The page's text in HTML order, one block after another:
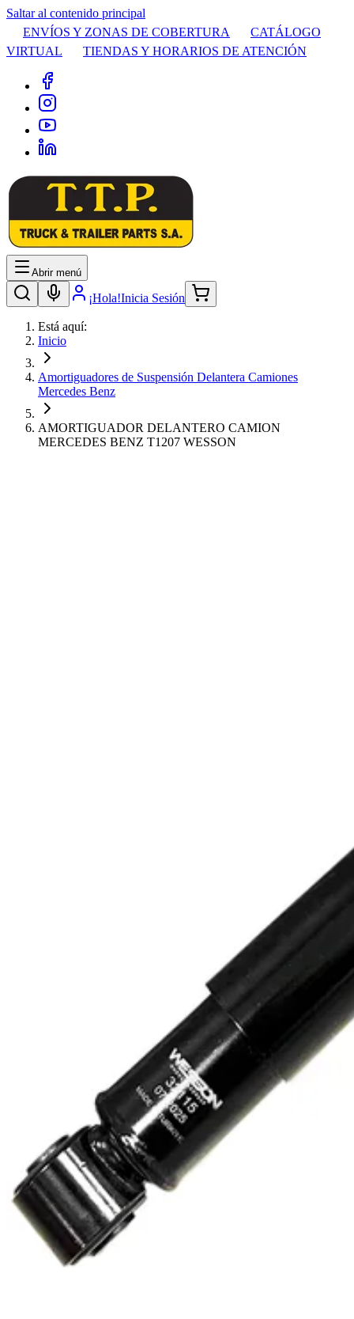
Saltar al contenido principal
ENVÍOS Y ZONAS DE COBERTURA
CATÁLOGO
VIRTUAL
TIENDAS Y HORARIOS DE ATENCIÓN
Abrir menú
¡Hola!Inicia Sesión
Está aquí:
Inicio
Amortiguadores de Suspensión Delantera Camiones
Mercedes Benz
AMORTIGUADOR DELANTERO CAMION
MERCEDES BENZ T1207 WESSON